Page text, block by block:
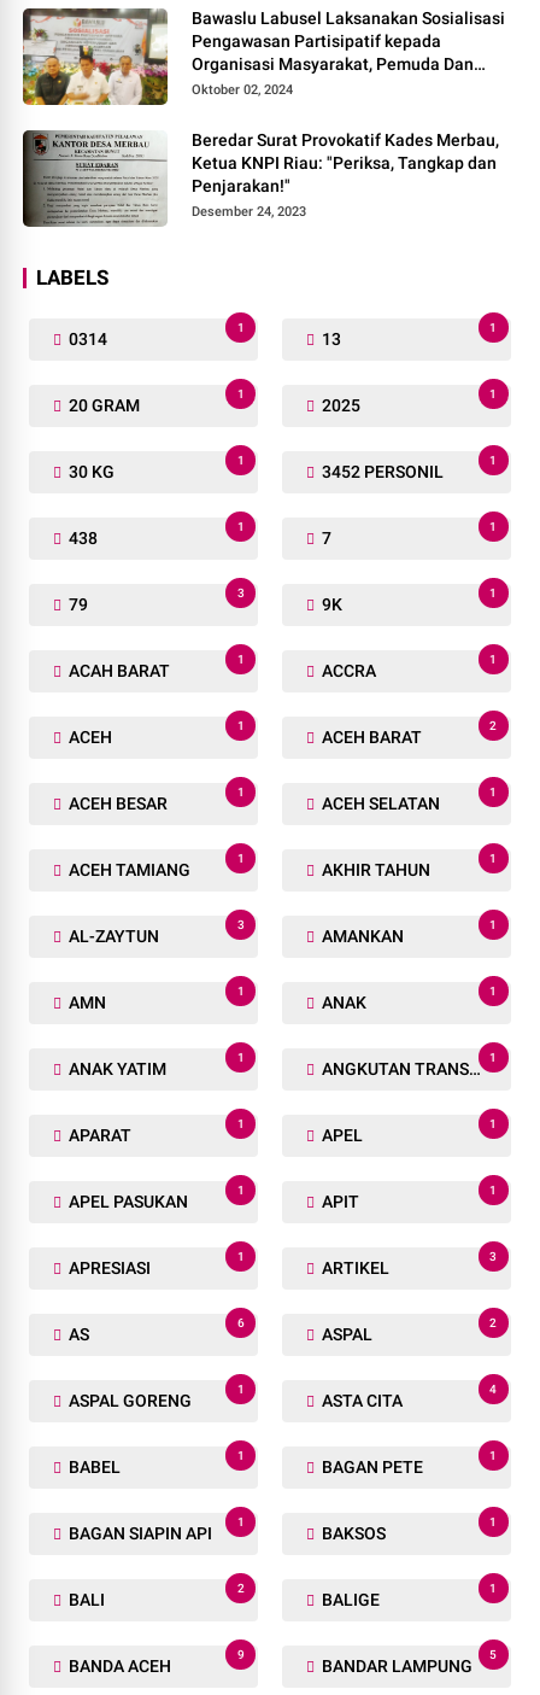
Bawaslu Labusel Laksanakan Sosialisasi
Pengawasan Partisipatif kepada
Organisasi Masyarakat, Pemuda Dan
Agama Pada pilkada Serentak 2024
Oktober 02, 2024
Beredar Surat Provokatif Kades Merbau,
Ketua KNPI Riau: "Periksa, Tangkap dan
Penjarakan!"
Desember 24, 2023
LABELS
0314
1
13
1
20 GRAM
1
2025
1
30 KG
1
3452 PERSONIL
1
438
1
7
1
79
3
9K
1
ACAH BARAT
1
ACCRA
1
ACEH
1
ACEH BARAT
2
ACEH BESAR
1
ACEH SELATAN
1
ACEH TAMIANG
1
AKHIR TAHUN
1
AL-ZAYTUN
3
AMANKAN
1
AMN
1
ANAK
1
ANAK YATIM
1
ANGKUTAN TRANSPORTASI
1
APARAT
1
APEL
1
APEL PASUKAN
1
APIT
1
APRESIASI
1
ARTIKEL
3
AS
6
ASPAL
2
ASPAL GORENG
1
ASTA CITA
4
BABEL
1
BAGAN PETE
1
BAGAN SIAPIN API
1
BAKSOS
1
BALI
2
BALIGE
1
BANDA ACEH
9
BANDAR LAMPUNG
5